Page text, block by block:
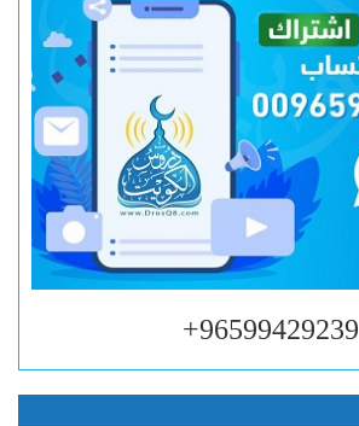
96599429239+